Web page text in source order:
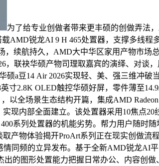
为了给专业创做者带来更丰硕的创做弄法
AMD锐龙AI 9 H 465处置器，支撑多线程
续航持久，AMD大中华区家用产物市
，联袂华硕产物司理取嘉宾的演绎、对谈
a豆14 Air 2026实现轻、美、强三维冲
2.8K OLED触控华硕好屏，零件薄至
以全场景生态结构开篇，集成AMD
内部全面建立。该处置器采用10焦点20
列处置器的机能劣势。帮力用户随时随
物体验揭开ProArt系列正在现实创做流
同频的立异发布。基于全新AMD锐龙AI
的图形处置能力把握日常办公、内容创